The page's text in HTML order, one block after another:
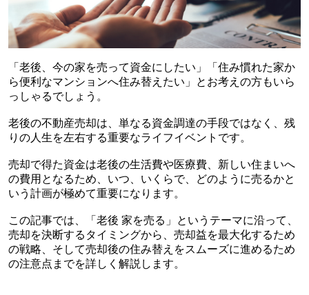
「老後、今の家を売って資金にしたい」「住み慣れた家か
ら便利なマンションへ住み替えたい」とお考えの方もいら
っしゃるでしょう。
老後の不動産売却は、単なる資金調達の手段ではなく、残
りの人生を左右する重要なライフイベントです。
売却で得た資金は老後の生活費や医療費、新しい住まいへ
の費用となるため、いつ、いくらで、どのように売るかと
いう計画が極めて重要になります。
この記事では、「老後 家を売る」というテーマに沿って、
売却を決断するタイミングから、売却益を最大化するため
の戦略、そして売却後の住み替えをスムーズに進めるため
の注意点までを詳しく解説します。